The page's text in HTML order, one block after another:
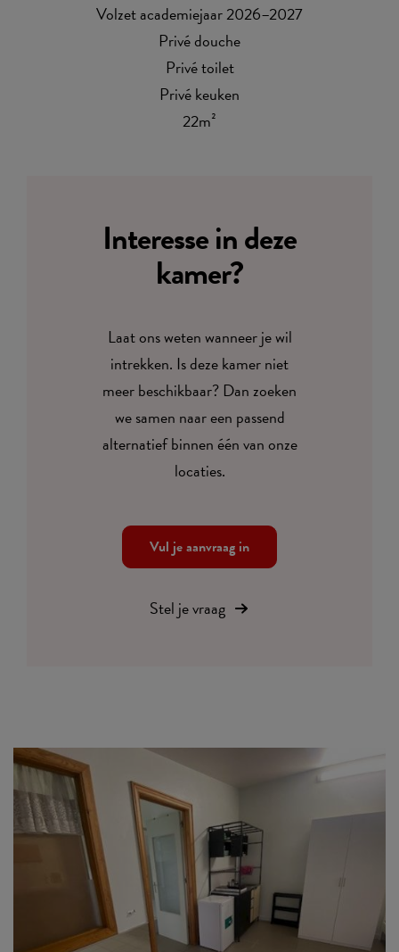
Volzet academiejaar 2026–2027
Privé douche
Privé toilet
Privé keuken
22m²
Interesse in deze
kamer?
Laat ons weten wanneer je wil
intrekken. Is deze kamer niet
meer beschikbaar? Dan zoeken
we samen naar een passend
alternatief binnen één van onze
locaties.
Vul je aanvraag in
Stel je vraag